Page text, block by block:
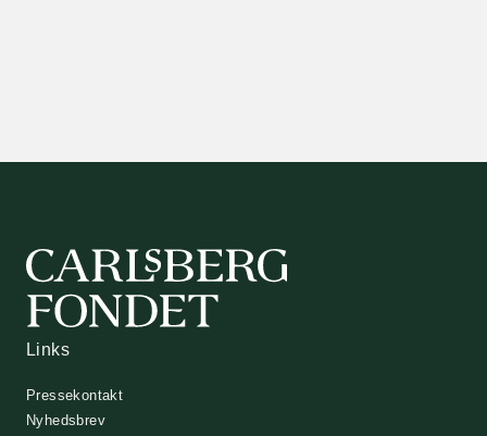
Links
Pressekontakt
Nyhedsbrev